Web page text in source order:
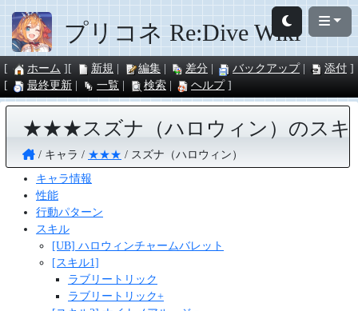
プリコネ Re:Dive Wiki
ホーム 新規 編集 差分 バックアップ
添付
最終更新
一覧 検索 ヘルプ
★★★スズナ（ハロウィン）のスキ
キャラ ★★★
スズナ（ハロウィン）
キャラ情報
性能
行動パターン
スキル
[UB] ハロウィンチャームバレット
[スキル1]
ラブリートリック
ラブリートリック+